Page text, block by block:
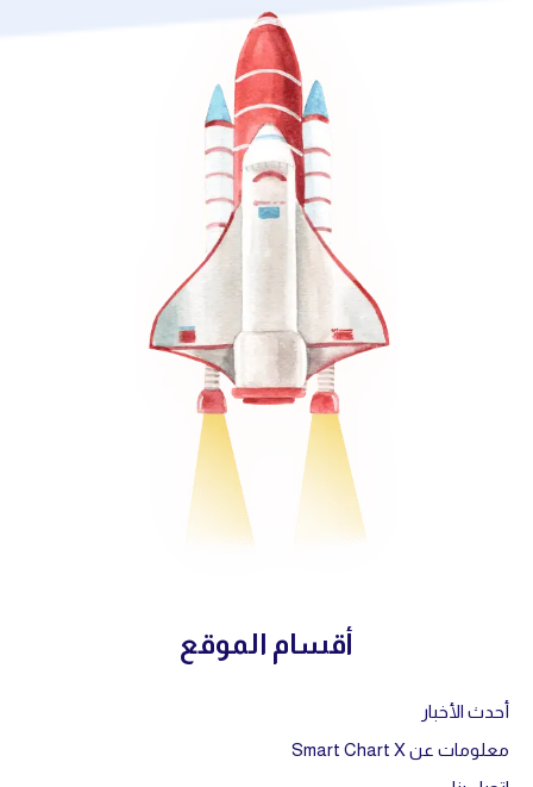
أقسام الموقع
أحدث الأخبار
معلومات عن Smart Chart X